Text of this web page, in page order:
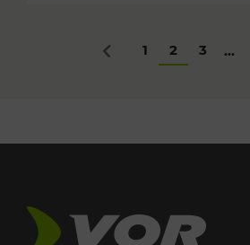
Zurück
1 2 3 ...